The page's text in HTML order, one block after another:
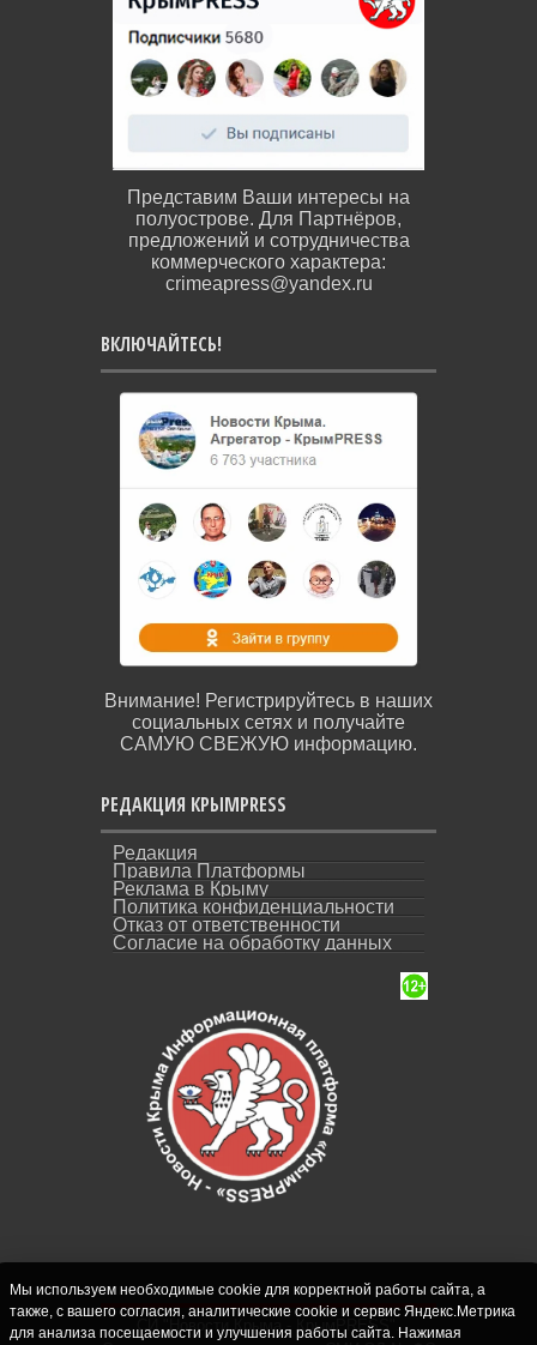
Представим Ваши интересы на
полуострове. Для Партнёров,
предложений и сотрудничества
коммерческого характера:
crimeapress@yandex.ru
ВКЛЮЧАЙТЕСЬ!
Внимание! Регистрируйтесь в наших
социальных сетях и получайте
САМУЮ СВЕЖУЮ информацию.
РЕДАКЦИЯ КРЫМPRESS
Редакция
Правила Платформы
Реклама в Крыму
Политика конфиденциальности
Отказ от ответственности
Согласие на обработку данных
СИ "Новости Крыма - КрымPRESS".
Мы используем необходимые cookie для корректной работы сайта, а
также, с вашего согласия, аналитические cookie и сервис Яндекс.Метрика
для анализа посещаемости и улучшения работы сайта. Нажимая